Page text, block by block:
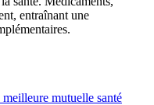
entraînant une
mutuelle santé